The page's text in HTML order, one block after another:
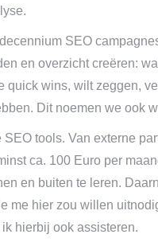
SEO
en overzicht creëren:
wins, wilt zeggen,
Dit noemen we ook
tools. Van externe
ca. 100 Euro per
en buiten te leren.
me hier zou willen
hierbij ook assisteren.